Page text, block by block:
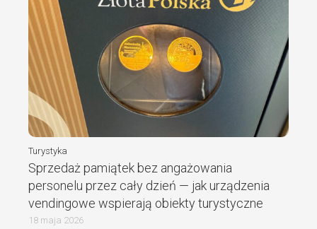
Turystyka
Sprzedaż pamiątek bez angażowania
personelu przez cały dzień — jak urządzenia
vendingowe wspierają obiekty turystyczne
18 maja 2026